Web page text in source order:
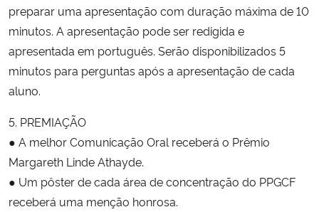
preparar uma apresentação com duração máxima de 10
minutos. A apresentação pode ser redigida e
apresentada em português. Serão disponibilizados 5
minutos para perguntas após a apresentação de cada
aluno.
5. PREMIAÇÃO
● A melhor Comunicação Oral receberá o Prêmio
Margareth Linde Athayde.
● Um pôster de cada área de concentração do PPGCF
receberá uma menção honrosa.